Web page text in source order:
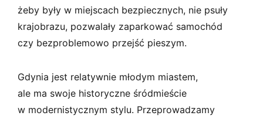
żeby były w miejscach bezpiecznych, nie psuły
krajobrazu, pozwalały zaparkować samochód
czy bezproblemowo przejść pieszym.
Gdynia jest relatywnie młodym miastem,
ale ma swoje historyczne śródmieście
w modernistycznym stylu. Przeprowadzamy